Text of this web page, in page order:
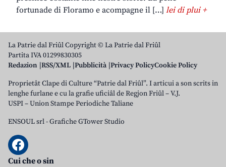
fortunade di Floramo e acompagne il […] lei di plui +
La Patrie dal Friûl Copyright © La Patrie dal Friûl
Partita IVA 01299830305
Redazion RSS/XML Pubblicità Privacy PolicyCookie Policy
Proprietât Clape di Culture “Patrie dal Friûl”. I articui a son scrits in
lenghe furlane e cu la grafie uficiâl de Regjon Friûl – V.J.
USPI – Union Stampe Periodiche Taliane
ENSOUL srl-Grafiche GTower Studio
Cui che o sin